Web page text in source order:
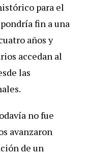
para el
fin a una
años y
accedan al
las
no fue
avanzaron
de un